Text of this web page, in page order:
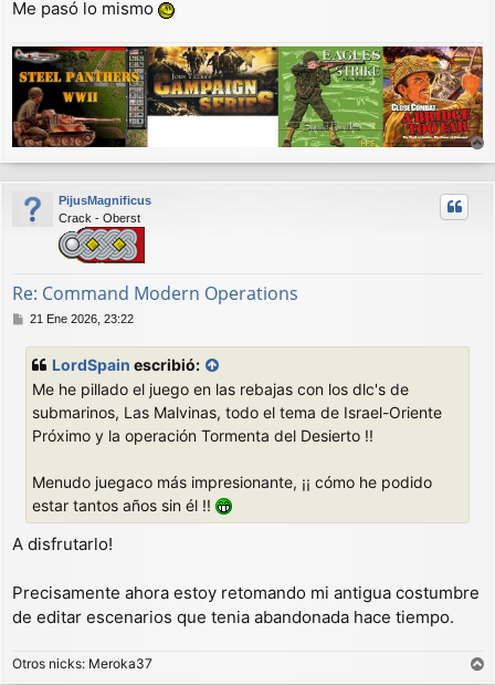
Me pasó lo mismo
r
r
PijusMagnificus
Crack - Oberst
Re: Command Modern Operations
M
21 Ene 2026, 23:22
LordSpain escribió:
Me he pillado el juego en las rebajas con los dlc's de
submarinos, Las Malvinas, todo el tema de Israel-Oriente
Próximo y la operación Tormenta del Desierto !!
Menudo juegaco más impresionante, ¡¡ cómo he podido
estar tantos años sin él !!
A disfrutarlo!
Precisamente ahora estoy retomando mi antigua costumbre
de editar escenarios que tenia abandonada hace tiempo.
Otros nicks: Meroka37